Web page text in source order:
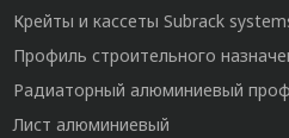
Крейты и кассеты Subrack
Профиль строительного
Радиаторный алюминиевый
Лист алюминиевый